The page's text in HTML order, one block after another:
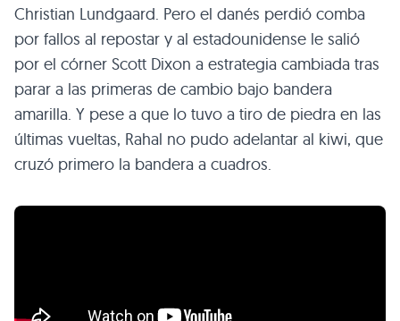
Christian Lundgaard. Pero el danés perdió comba
por fallos al repostar y al estadounidense le salió
por el córner Scott Dixon a estrategia cambiada tras
parar a las primeras de cambio bajo bandera
amarilla. Y pese a que lo tuvo a tiro de piedra en las
últimas vueltas, Rahal no pudo adelantar al kiwi, que
cruzó primero la bandera a cuadros.